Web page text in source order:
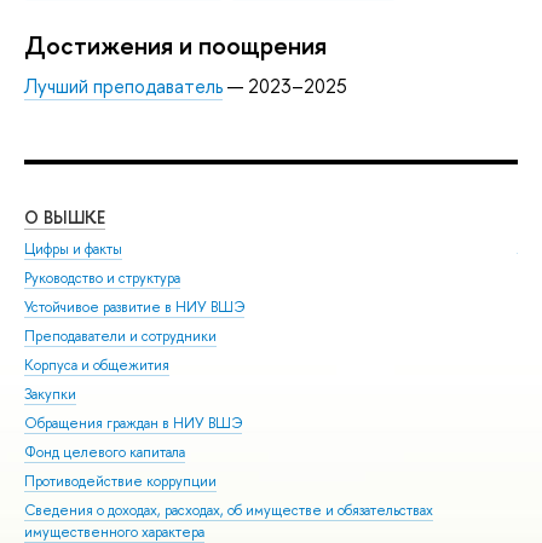
Достижения и поощрения
Лучший преподаватель— 2023–2025
О ВЫШКЕ
Цифры и факты
Руководство и структура
Устойчивое развитие в НИУ ВШЭ
Преподаватели и сотрудники
Корпуса и общежития
Закупки
Обращения граждан в НИУ ВШЭ
Фонд целевого капитала
Противодействие коррупции
Сведения о доходах, расходах, об имуществе и обязательствах
имущественного характера